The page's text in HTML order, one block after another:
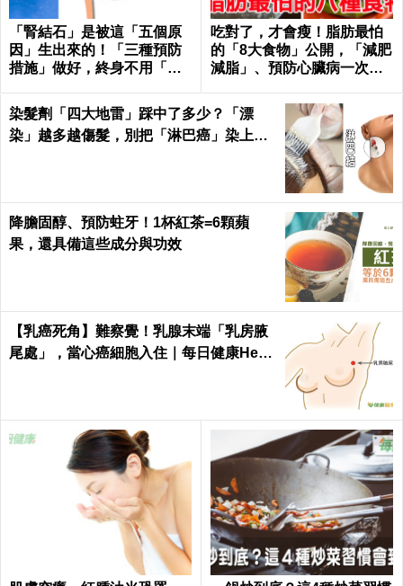
「腎結石」是被這「五個原
因」生出來的！「三種預防
措施」做好，終身不用「理
吃對了，才會瘦！脂肪最怕
的「8大食物」公開，「減肥
減脂」、預防心臟病一次滿
染髮劑「四大地雷」踩中了多少？「漂
染」越多越傷髮，別把「淋巴癌」染上
降膽固醇、預防蛀牙！1杯紅茶=6顆蘋
果，還具備這些成分與功效
【乳癌死角】難察覺！乳腺末端「乳房腋
尾處」，當心癌細胞入住｜每日健康Healt